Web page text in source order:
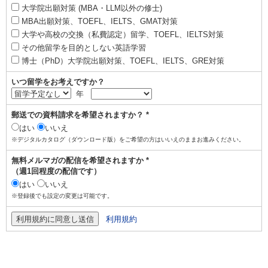
大学院出願対策 (MBA・LLM以外の修士)
MBA出願対策、TOEFL、IELTS、GMAT対策
大学や高校の交換（私費認定）留学、TOEFL、IELTS対策
その他留学を目的としない英語学習
博士（PhD）大学院出願対策、TOEFL、IELTS、GRE対策
いつ留学をお考えですか？
年
郵送での資料請求を希望されますか？ *
はい
いいえ
※デジタルカタログ（ダウンロード版）をご希望の方はいいえのままお進みください。
無料メルマガの配信を希望されますか *
（週1回程度の配信です）
はい
いいえ
※登録後でも設定の変更は可能です。
利用規約